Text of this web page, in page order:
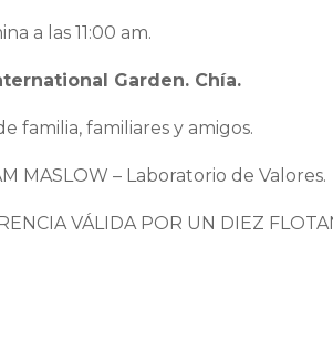
a las 11:00 am.
Garden. Chía.
familia, familiares y amigos.
MASLOW – Laboratorio de Valores.
VÁLIDA POR UN DIEZ